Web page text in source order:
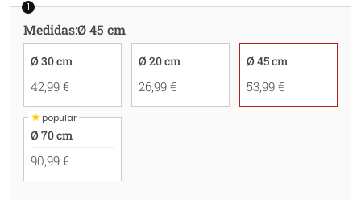
1
Medidas:Ø 45 cm
Ø 30 cm
42,99 €
Ø 20 cm
26,99 €
Ø 45 cm
53,99 €
★popular
Ø 70 cm
90,99 €